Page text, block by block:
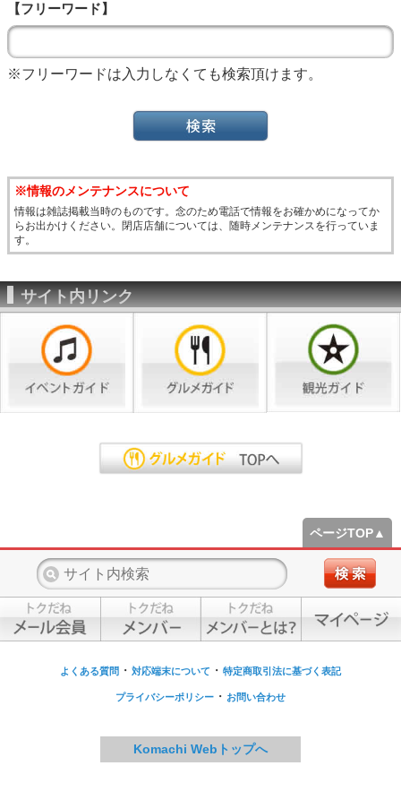
【フリーワード】
※フリーワードは入力しなくても検索頂けます。
※情報のメンテナンスについて
情報は雑誌掲載当時のものです。念のため電話で情報をお確かめになってか
らお出かけください。閉店店舗については、随時メンテナンスを行っていま
す。
サイト内リンク
ページTOP▲
よくある質問 ・ 対応端末について ・ 特定商取引法に基づく表記
プライバシーポリシー ・ お問い合わせ
Komachi Webトップへ